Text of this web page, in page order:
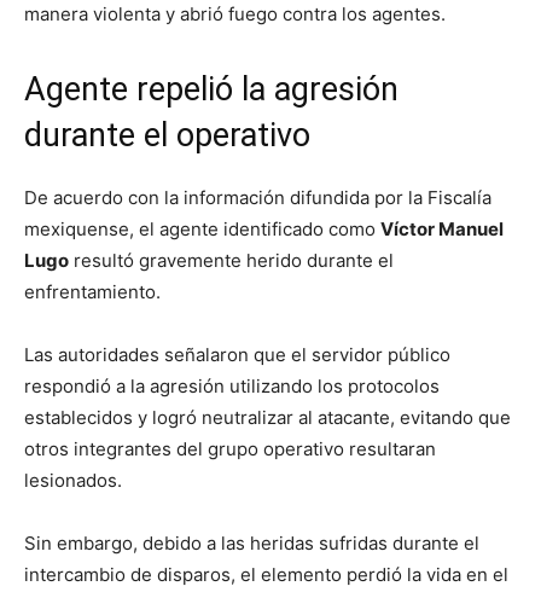
manera violenta y abrió fuego contra los agentes.
Agente repelió la agresión
durante el operativo
De acuerdo con la información difundida por la Fiscalía
mexiquense, el agente identificado como Víctor Manuel
Lugo resultó gravemente herido durante el
enfrentamiento.
Las autoridades señalaron que el servidor público
respondió a la agresión utilizando los protocolos
establecidos y logró neutralizar al atacante, evitando que
otros integrantes del grupo operativo resultaran
lesionados.
Sin embargo, debido a las heridas sufridas durante el
intercambio de disparos, el elemento perdió la vida en el